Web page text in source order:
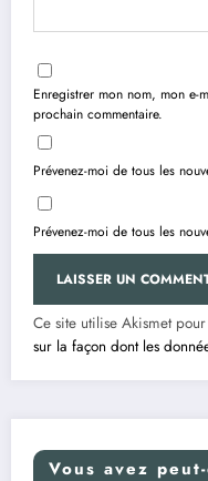
Enregistrer mon nom, mon e-
prochain commentaire.
Prévenez-moi de tous les
Prévenez-moi de tous les
Ce site utilise Akismet
sur la façon dont les
Vous avez